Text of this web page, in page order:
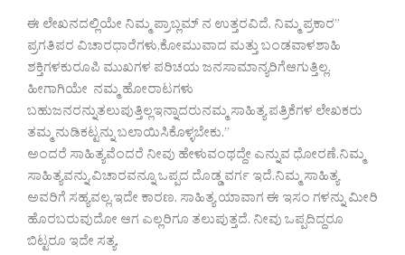
ಈ ಲೇಖನದಲ್ಲಿಯೇ ನಿಮ್ಮ ಪ್ರಾಬ್ಲಮ್ ನ ಉತ್ತರವಿದೆ. ನಿಮ್ಮ ಪ್ರಕಾರ”
ಪ್ರಗತಿಪರ ವಿಚಾರಧಾರೆಗಳು,ಕೋಮುವಾದ ಮತ್ತು ಬಂಡವಾಳಶಾಹಿ
ಶಕ್ತಿಗಳಕುರೂಪಿ ಮುಖಗಳ ಪರಿಚಯ ಜನಸಾಮಾನ್ಯರಿಗೆಆಗುತ್ತಿಲ್ಲ.
ಹೀಗಾಗಿಯೇ ನಮ್ಮ ಹೋರಾಟಗಳು
ಬಹುಜನರನ್ನುತಲುಪುತ್ತಿಲ್ಲಇನ್ನಾದರುನಮ್ಮ ಸಾಹಿತ್ಯ ಪತ್ರಿಕೆಗಳ ಲೇಖಕರು
ತಮ್ಮ ನುಡಿಕಟ್ಟನ್ನು ಬಲಾಯಿಸಿಕೊಳ್ಳಬೇಕು.”
ಅಂದರೆ ಸಾಹಿತ್ಯವೆಂದರೆ ನೀವು ಹೇಳುವಂಥದ್ದೇ ಎನ್ನುವ ಧೋರಣೆ.ನಿಮ್ಮ
ಸಾಹಿತ್ಯವನ್ನು,ವಿಚಾರವನ್ನೂ ಒಪ್ಪದ ದೊಡ್ಡ ವರ್ಗ ಇದೆ.ನಿಮ್ಮ ಸಾಹಿತ್ಯ
ಅವರಿಗೆ ಸಹ್ಯವಲ್ಲ.ಇದೇ ಕಾರಣ. ಸಾಹಿತ್ಯ ಯಾವಾಗ ಈ ಇಸಂ ಗಳನ್ನು ಮೀರಿ
ಹೊರಬರುವುದೋ ಆಗ ಎಲ್ಲರಿಗೂ ತಲುಪುತ್ತದೆ. ನೀವು ಒಪ್ಪದಿದ್ದರೂ
ಬಿಟ್ಟರೂ ಇದೇ ಸತ್ಯ.